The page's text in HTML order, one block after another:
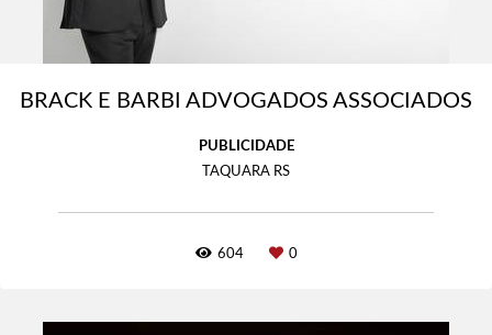
BRACK E BARBI ADVOGADOS ASSOCIADOS
PUBLICIDADE
TAQUARA RS
604 0